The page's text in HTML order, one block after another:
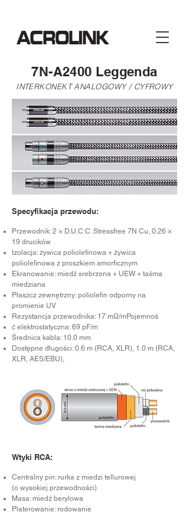
7N-A2400 Leggenda
INTERKONEKT ANALOGOWY / CYFROWY
Specyfikacja przewodu:
Przewodnik: 2 × D.U.C.C. Stressfree 7N Cu, 0.26 ×
19 drucików
Izolacja: żywica poliolefinowa + żywica
poliolefinowa z proszkiem amorficznym
Ekranowanie: miedź srebrzona + UEW + taśma
miedziana
Płaszcz zewnętrzny: poliolefin odporny na
promienie UV
Rezystancja przewodnika: 17 mΩ/mPojemnoś
ć elektrostatyczna: 69 pF/m
Średnica kabla: 10.0 mm
Dostępne długości: 0.6 m (RCA, XLR), 1.0 m (RCA,
XLR, AES/EBU),
Wtyki RCA:
Centralny pin: rurka z miedzi tellurowej
(o wysokiej przewodności)
Masa: miedź berylowa
Platerowanie: rodowanie